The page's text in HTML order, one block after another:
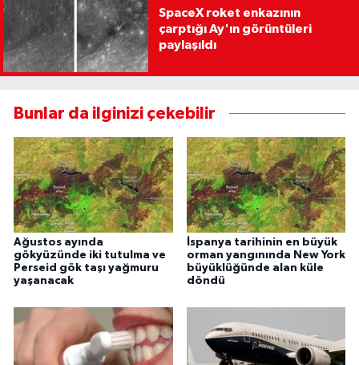
SpaceX roket enkazının
çarptığı Ay'ın görüntüleri
paylaşıldı
Bunlar da ilginizi çekebilir
Ağustos ayında
gökyüzünde iki tutulma ve
Perseid gök taşı yağmuru
yaşanacak
İspanya tarihinin en büyük
orman yangınında New York
büyüklüğünde alan küle
döndü